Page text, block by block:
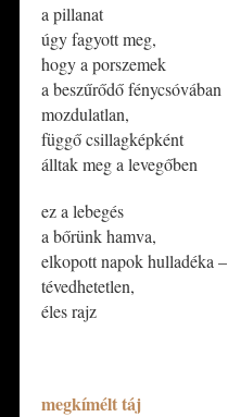
​a pillanat
úgy fagyott meg,
hogy a porszemek
a beszűrődő fénycsóvában
mozdulatlan,
függő csillagképként
álltak meg a levegőben
​ez a lebegés
a bőrünk hamva,
elkopott napok hulladéka –
tévedhetetlen,
éles rajz
megkímélt táj